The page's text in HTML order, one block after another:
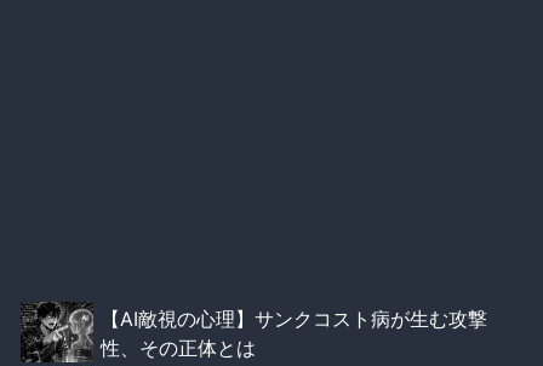
【AI敵視の心理】サンクコスト病が生む攻撃
性、その正体とは